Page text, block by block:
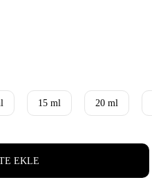
15 ml 20 ml
EKLE